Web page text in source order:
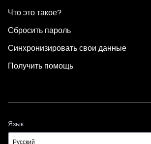
Что это такое?
Сбросить пароль
Синхронизировать свои данные
Получить помощь
Язык